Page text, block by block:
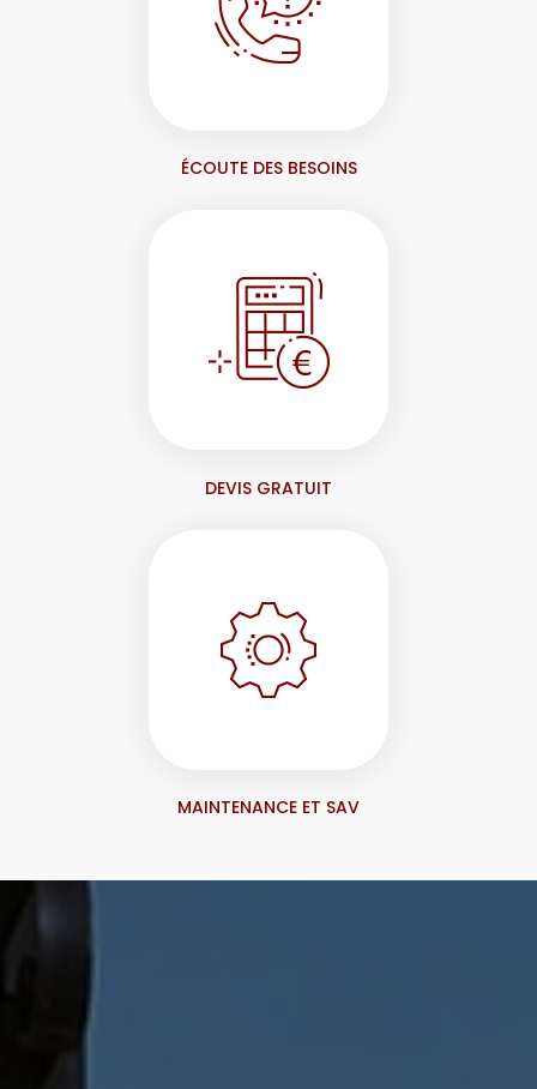
ÉCOUTE DES BESOINS
DEVIS GRATUIT
MAINTENANCE ET SAV